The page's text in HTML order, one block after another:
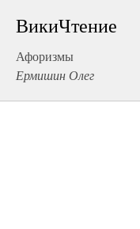
ВикиЧтение
Афоризмы
Ермишин Олег